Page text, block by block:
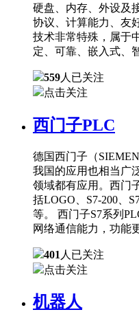
硬盘、内存、外设及
协议、计算能力、友
技术非常特殊，属于
定、可靠、嵌入式、
559人已关注
点击关注
西门子PLC
德国西门子（
我国的应用也相当广
领域都有应用。西门
括LOGO、S7-200、
等。 西门子S7系列
网络通信能力，功能
401 人已关注
点击关注
机器人